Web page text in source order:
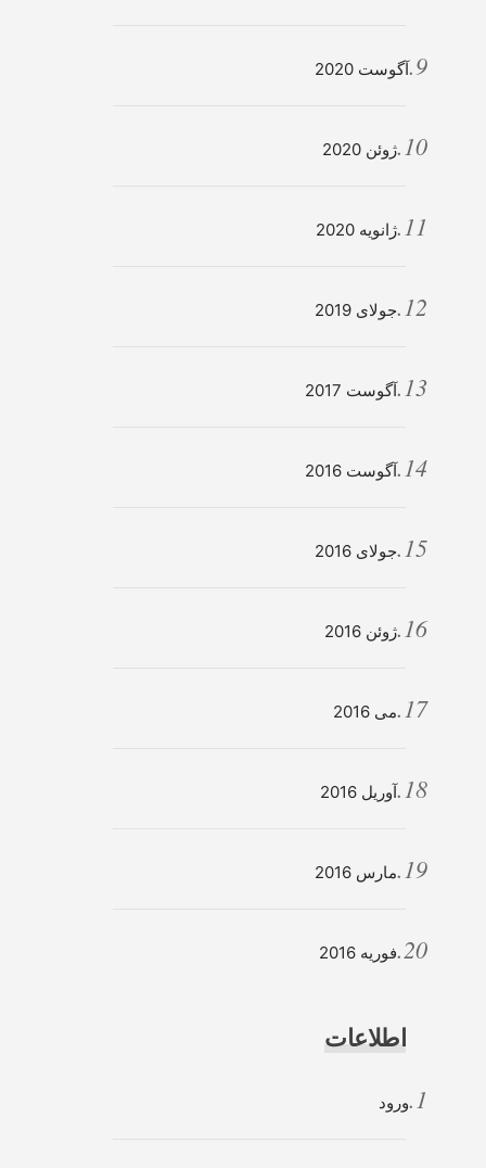
آگوست 2020
ژوئن 2020
ژانویه 2020
جولای 2019
آگوست 2017
آگوست 2016
جولای 2016
ژوئن 2016
می 2016
آوریل 2016
مارس 2016
فوریه 2016
اطلاعات
ورود